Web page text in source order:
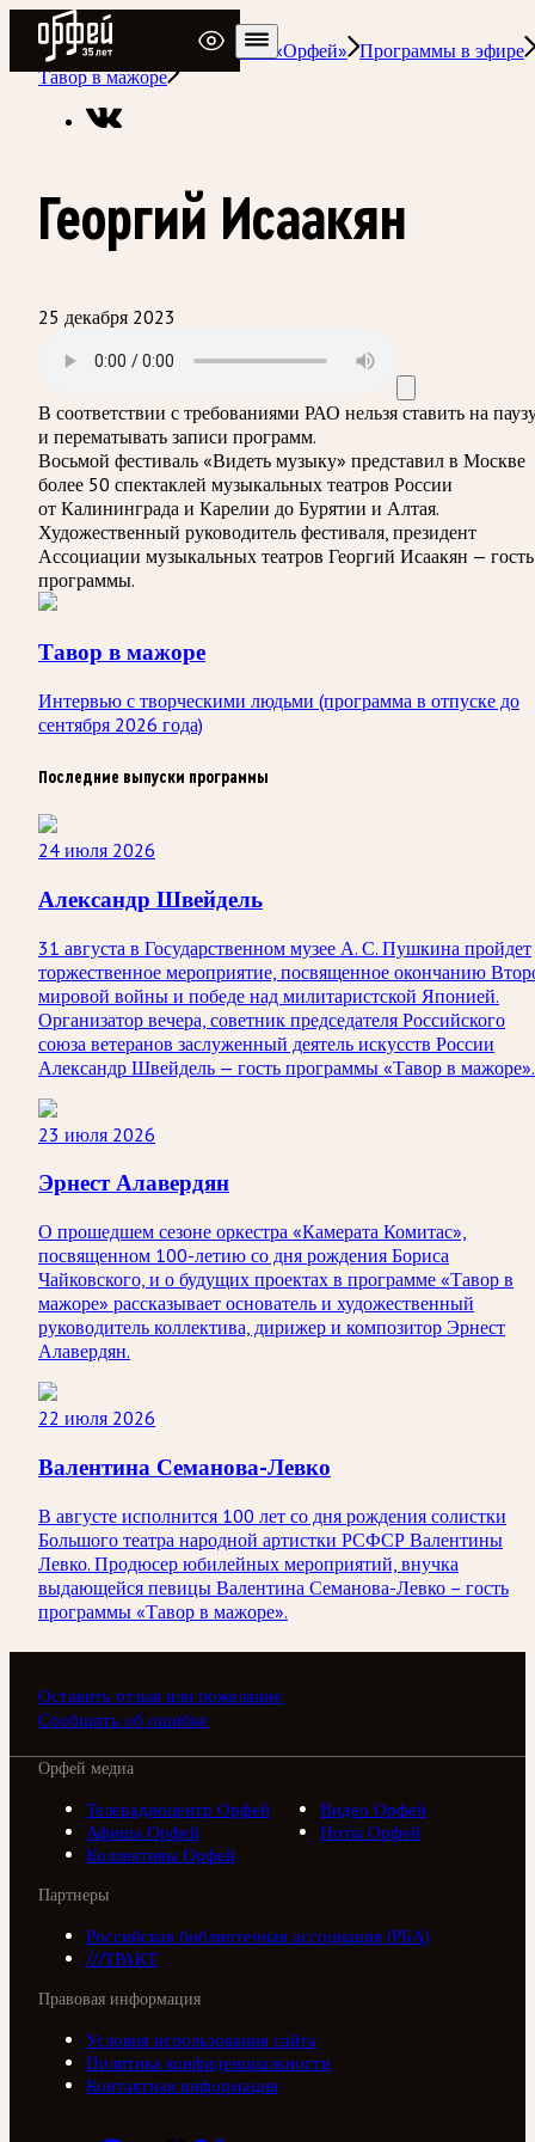
Радио Орфей
Радио классической музыки «Орфей» Программы в эфире
Тавор в мажоре
Георгий Исаакян
25 декабря 2023
В соответствии с требованиями РАО нельзя ставить на
и перематывать записи программ.
Восьмой фестиваль «Видеть музыку» представил в Москве
более 50 спектаклей музыкальных театров России
от Калининграда и Карелии до Бурятии и Алтая.
Художественный руководитель фестиваля, президент
Ассоциации музыкальных театров Георгий Исаакян — гость
программы.
Тавор в мажоре
Интервью с творческими людьми (программа в отпуске до
сентября 2026 года)
Последние выпуски программы
24 июля 2026
Александр Швейдель
31 августа в Государственном музее А. С. Пушкина пройдет
торжественное мероприятие, посвященное окончанию
мировой войны и победе над милитаристской Японией.
Организатор вечера, советник председателя Российского
союза ветеранов заслуженный деятель искусств России
Александр Швейдель — гость программы «Тавор в мажоре».
23 июля 2026
Эрнест Алавердян
О прошедшем сезоне оркестра «Камерата Комитас»,
посвященном 100-летию со дня рождения Бориса
Чайковского, и о будущих проектах в программе «Тавор в
мажоре» рассказывает основатель и художественный
руководитель коллектива, дирижер и композитор Эрнест
Алавердян.
22 июля 2026
Валентина Семанова-Левко
В августе исполнится 100 лет со дня рождения солистки
Большого театра народной артистки РСФСР Валентины
Левко. Продюсер юбилейных мероприятий, внучка
выдающейся певицы Валентина Семанова-Левко – гость
программы «Тавор в мажоре».
Оставить отзыв или пожелание
Сообщить об ошибке
Орфей медиа
Телерадиоцентр Орфей
Видео Орфей
Афиша Орфей
Ноты Орфей
Коллективы Орфей
Партнеры
Российская библиотечная ассоциация (РБА)
///ТРАКТ
Правовая информация
Условия использования сайта
Политика конфиденциальности
Контактная информация